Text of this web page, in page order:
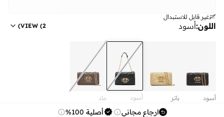
غير قابل للاستبدال
اللون:أسود VIEW (2
)
أسود باتر أسود ماد
ارجاع مجاني أصلية 100%